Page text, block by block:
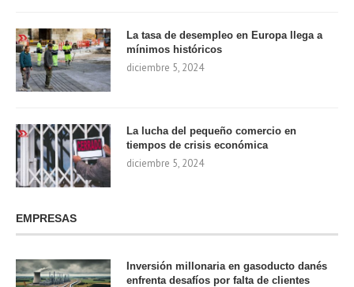
La tasa de desempleo en Europa llega a
mínimos históricos
diciembre 5, 2024
La lucha del pequeño comercio en
tiempos de crisis económica
diciembre 5, 2024
EMPRESAS
Inversión millonaria en gasoducto danés
enfrenta desafíos por falta de clientes